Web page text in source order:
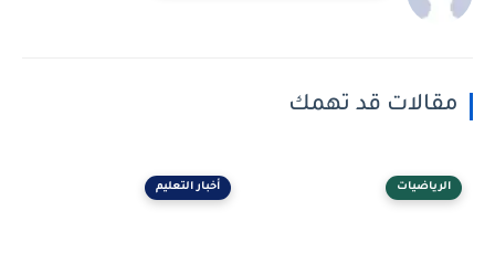
مقالات قد تهمك
الرياضيات أخبار التعليم